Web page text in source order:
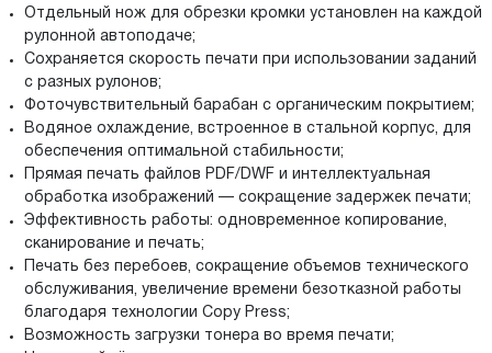
Отдельный нож для обрезки кромки установлен на каждой
рулонной автоподаче;
Сохраняется скорость печати при использовании заданий
с разных рулонов;
Фоточувствительный барабан с органическим покрытием;
Водяное охлаждение, встроенное в стальной корпус, для
обеспечения оптимальной стабильности;
Прямая печать файлов PDF/DWF и интеллектуальная
обработка изображений — сокращение задержек печати;
Эффективность работы: одновременное копирование,
сканирование и печать;
Печать без перебоев, сокращение объемов технического
обслуживания, увеличение времени безотказной работы
благодаря технологии Copy Press;
Возможность загрузки тонера во время печати;